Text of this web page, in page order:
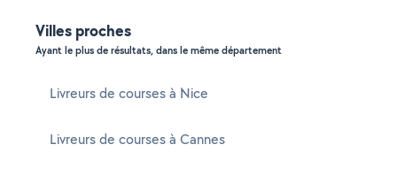
Villes proches
Ayant le plus de résultats, dans le même département
Livreurs de courses à Nice
Livreurs de courses à Cannes